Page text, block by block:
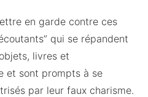
en garde contre ces
qui se répandent
livres et
et sont prompts à se
par leur faux charisme.